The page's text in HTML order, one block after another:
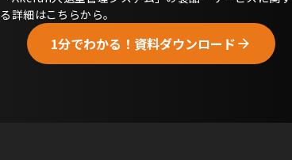
る詳細はこちらから。
1分でわかる！資料ダウンロード arrow_forward